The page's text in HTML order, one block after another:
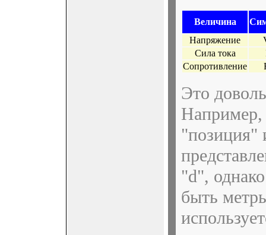
Величина
Напряжение
Сила тока
Сопротивление
Это
"позиция"
"d",
быть